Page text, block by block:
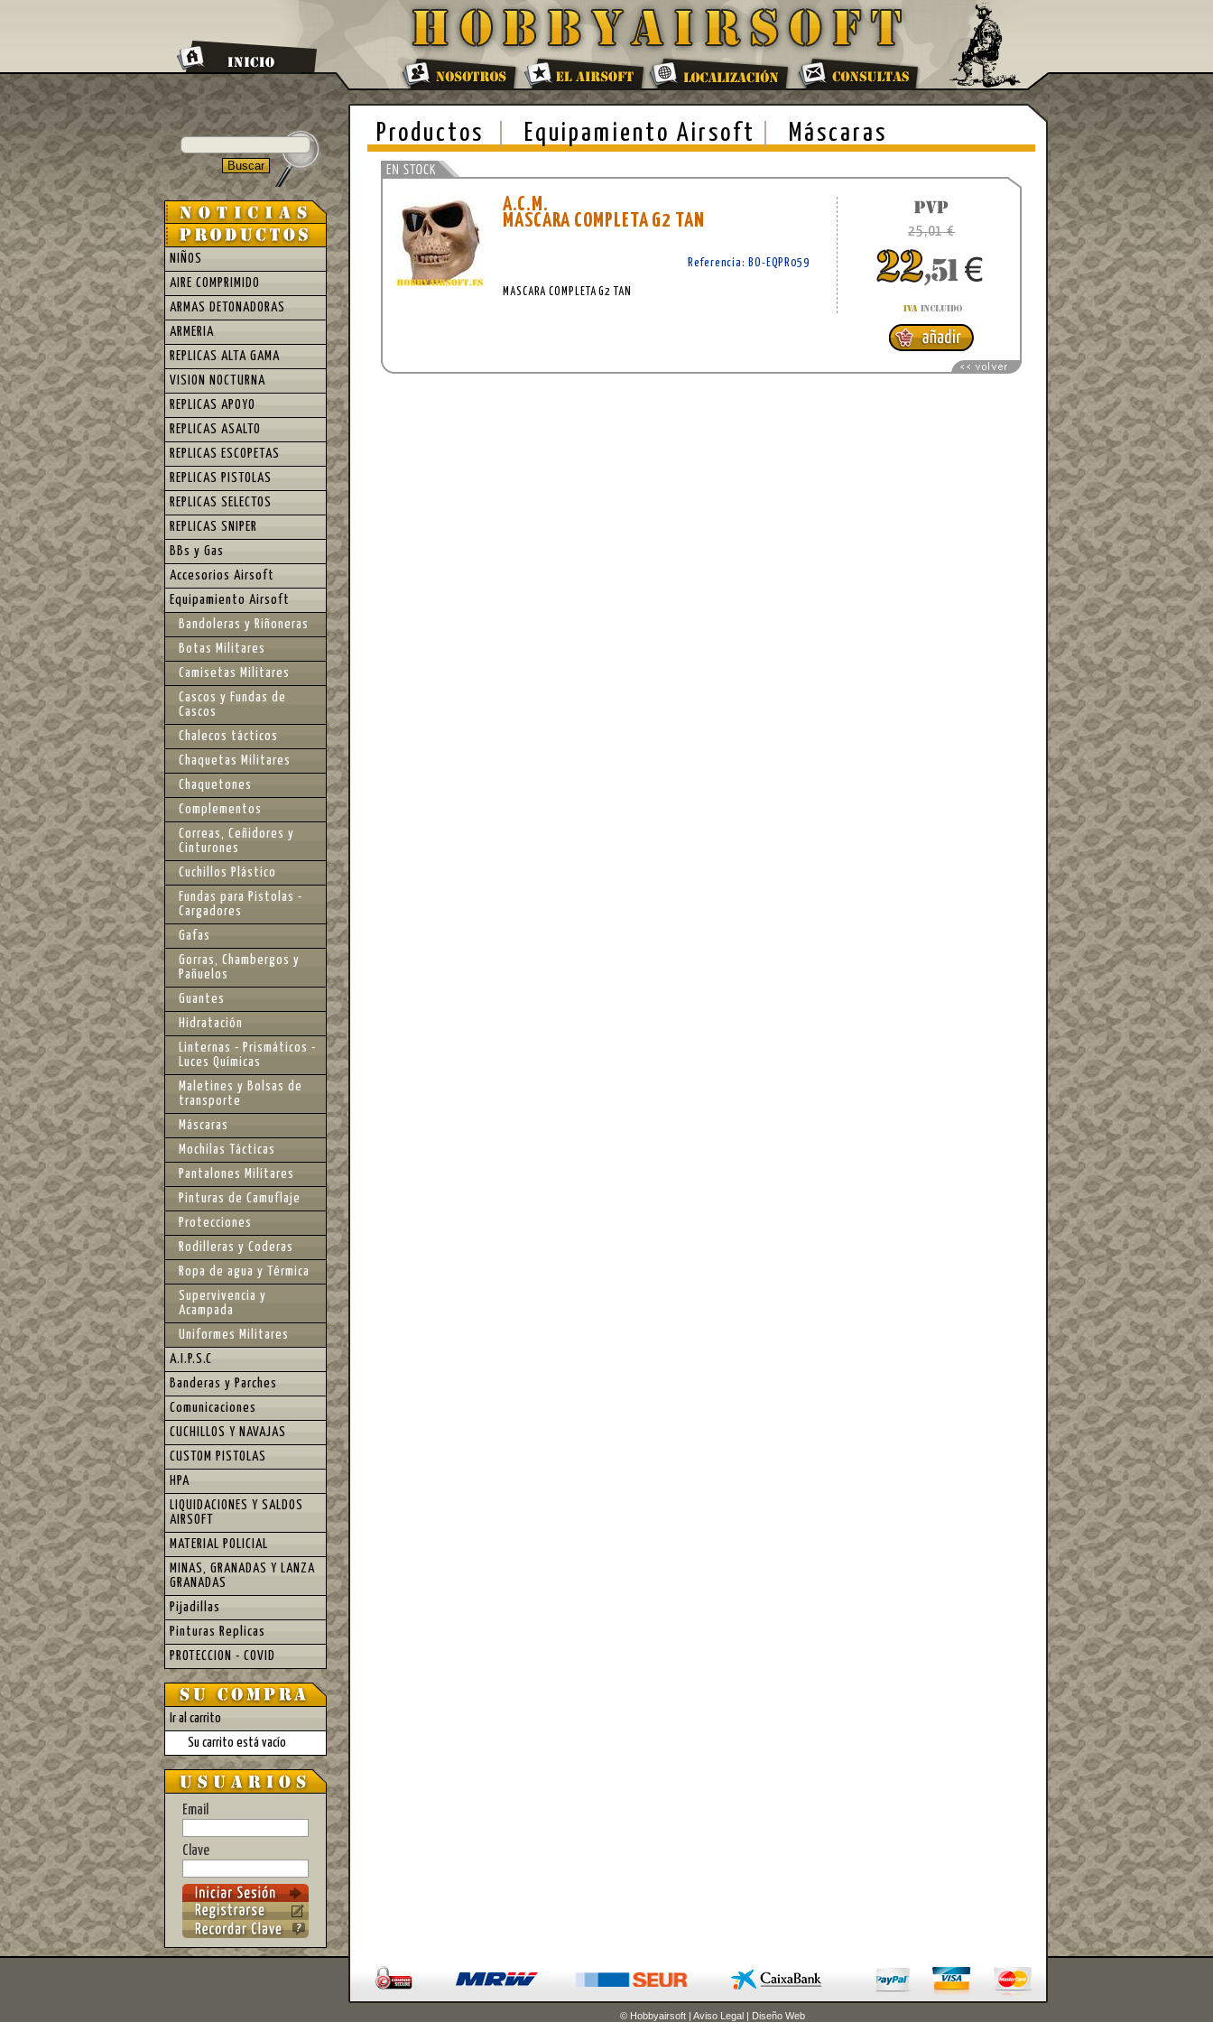
Productos Equipamiento Airsoft Máscaras
25,01 €
A.C.M.
MASCARA COMPLETA G2 TAN
Referencia: BO-EQPR059
MASCARA COMPLETA G2 TAN
NIÑOS
AIRE COMPRIMIDO
ARMAS DETONADORAS
ARMERIA
REPLICAS ALTA GAMA
VISION NOCTURNA
REPLICAS APOYO
REPLICAS ASALTO
REPLICAS ESCOPETAS
REPLICAS PISTOLAS
REPLICAS SELECTOS
REPLICAS SNIPER
BBs y Gas
Accesorios Airsoft
Equipamiento Airsoft
Bandoleras y Riñoneras
Botas Militares
Camisetas Militares
Cascos y Fundas de
Cascos
Chalecos tácticos
Chaquetas Militares
Chaquetones
Complementos
Correas, Ceñidores y
Cinturones
Cuchillos Plástico
Fundas para Pistolas -
Cargadores
Gafas
Gorras, Chambergos y
Pañuelos
Guantes
Hidratación
Linternas - Prismáticos -
Luces Químicas
Maletines y Bolsas de
transporte
Máscaras
Mochilas Tácticas
Pantalones Militares
Pinturas de Camuflaje
Protecciones
Rodilleras y Coderas
Ropa de agua y Térmica
Supervivencia y
Acampada
Uniformes Militares
A.I.P.S.C
Banderas y Parches
Comunicaciones
CUCHILLOS Y NAVAJAS
CUSTOM PISTOLAS
HPA
LIQUIDACIONES Y SALDOS
AIRSOFT
MATERIAL POLICIAL
MINAS, GRANADAS Y LANZA
GRANADAS
Pijadillas
Pinturas Replicas
PROTECCION - COVID
Ir al carrito
Su carrito está vacío
Email
Clave
© Hobbyairsoft | Aviso Legal | Diseño Web